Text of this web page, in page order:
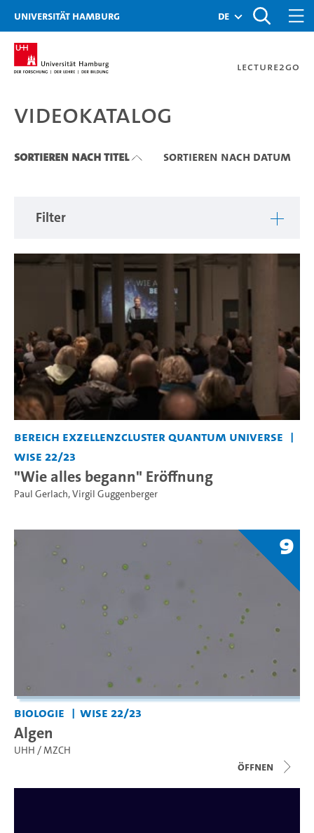
Zu den Filtern
Zur Metanavigation
Zur Hauptnavigation
Zur Suche
Zum Inhalt
Zum Seitenfuss
Universität Hamburg de
Lecture2Go
Videokatalog
Videokatalog
Sortieren nach Titel Sortieren nach Datum
Filter
Bereich Exzellenzcluster Quantum Universe
WiSe 22/23
"Wie alles begann" Eröffnung
Paul Gerlach,Virgil Guggenberger
9
Biologie WiSe 22/23
Algen
UHH / MZCH
Öffnen